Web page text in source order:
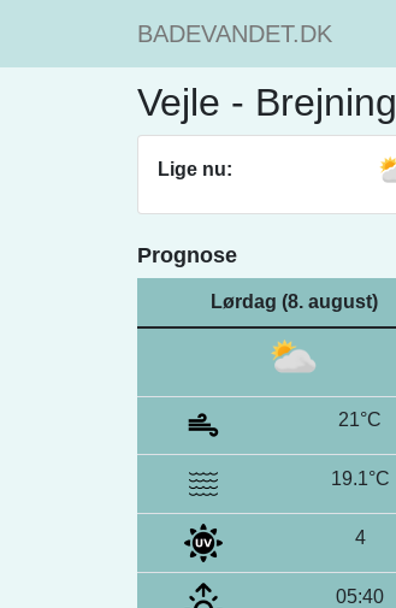
BADEVANDET.DK
Vejle - Brejning
Lige nu:
Prognose
Lørdag (8. august)
21°C
19.1°C
4
05:40